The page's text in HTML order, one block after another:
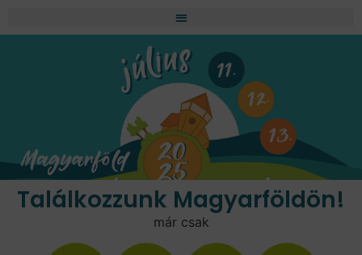
Találkozzunk Magyarföldön!
már csak